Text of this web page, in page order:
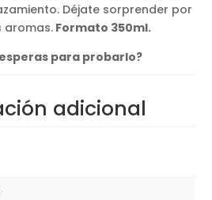
Déjate sorprender por
aromas.Formato 350ml.
para probarlo?
adicional